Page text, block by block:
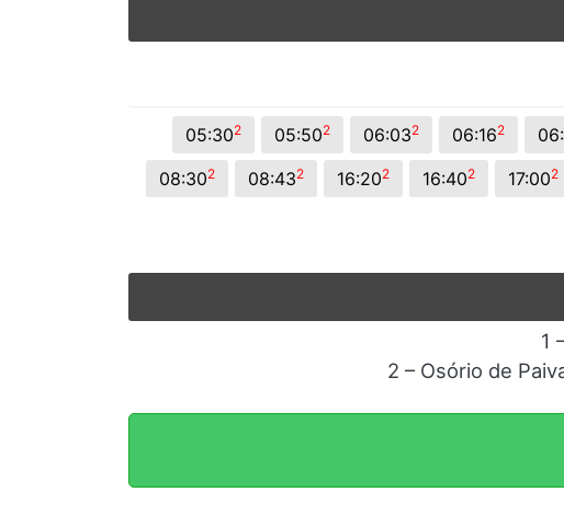
05:302 05:502 06:032 06:162
08:302 08:432 16:202 16:402 17:002
1
2 – Osório de